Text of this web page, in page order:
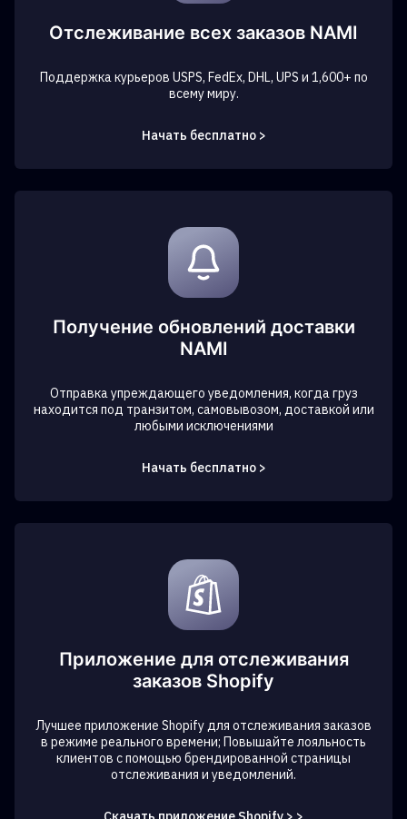
Отслеживание всех заказов NAMI
Поддержка курьеров USPS, FedEx, DHL, UPS и 1,600+ по
всему миру.
Начать бесплатно >
Получение обновлений доставки
NAMI
Отправка упреждающего уведомления, когда груз
находится под транзитом, самовывозом, доставкой или
любыми исключениями
Начать бесплатно >
Приложение для отслеживания
заказов Shopify
Лучшее приложение Shopify для отслеживания заказов
в режиме реального времени; Повышайте лояльность
клиентов с помощью брендированной страницы
отслеживания и уведомлений.